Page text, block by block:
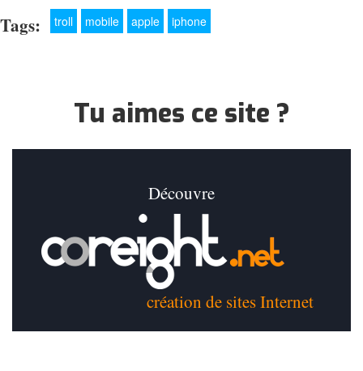
Tags: troll mobile apple iphone
Tu aimes ce site ?
Découvre
création de sites Internet